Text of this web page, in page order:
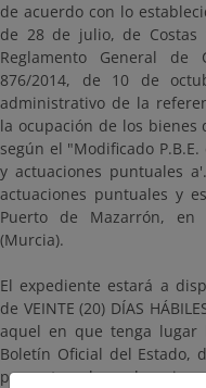
de acuerdo con lo
de 28 de julio, de
Reglamento General de
876/2014, de 10 de
administrativo de la
la ocupación de los
según el "Modificado
y actuaciones puntuales
actuaciones puntuales y
Puerto de Mazarrón,
(Murcia).
El expediente estará a
de VEINTE (20) DÍAS
aquel en que tenga lugar
Boletín Oficial del Estado,
presentar las